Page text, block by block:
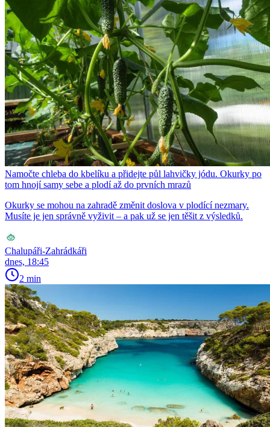
Namočte chleba do kbelíku a přidejte půl lahvičky jódu. Okurky po
tom hnojí samy sebe a plodí až do prvních mrazů
Okurky se mohou na zahradě změnit doslova v plodící nezmary.
Musíte je jen správně vyživit – a pak už se jen těšit z výsledků.
Chalupáři-Zahrádkáři
dnes, 18:45
2 min